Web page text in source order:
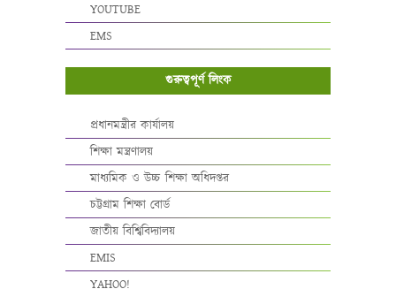
YOUTUBE
EMS
গুরুত্বপূর্ণ লিংক
প্রধানমন্ত্রীর কার্যালয়
শিক্ষা মন্ত্রণালয়
মাধ্যমিক ও উচ্চ শিক্ষা অধিদপ্তর
চট্টগ্রাম শিক্ষা বোর্ড
জাতীয় বিশ্বিবিদ্যালয়
EMIS
YAHOO!